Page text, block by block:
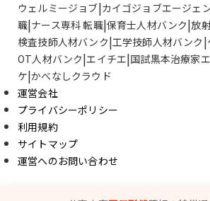
ウェルミージョブ カイゴジョブエージェ
職 ナース専科 転職 保育士人材バンク 放
検査技師人材バンク 工学技師人材バンク
OT人材バンク エイチエ 国試黒本治療家
ケ かべなしクラウド
運営会社
プライバシーポリシー
利用規約
サイトマップ
運営へのお問い合わせ